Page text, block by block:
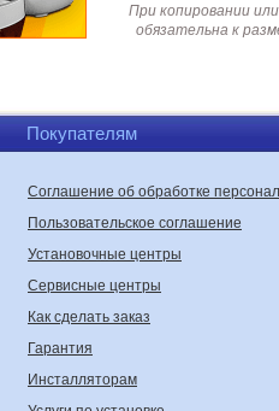
При копировании
обязательна к
Покупателям
Соглашение об обработке
Пользовательское соглашение
Установочные центры
Сервисные центры
Как сделать заказ
Гарантия
Инсталляторам